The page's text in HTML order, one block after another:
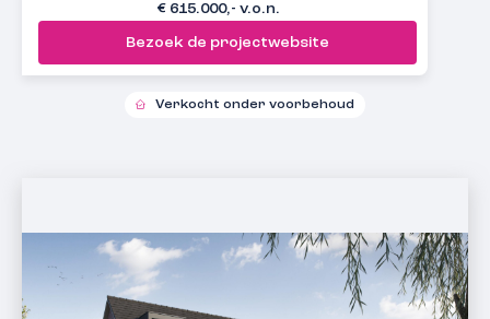
€ 615.000,- v.o.n.
Bezoek de projectwebsite
Verkocht onder voorbehoud